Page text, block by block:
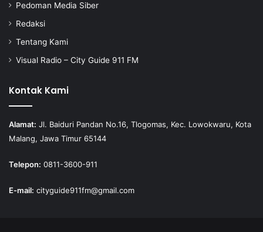
Pedoman Media Siber
Redaksi
Tentang Kami
Visual Radio – City Guide 911 FM
Kontak Kami
Alamat: Jl. Baiduri Pandan No.16, Tlogomas, Kec. Lowokwaru, Kota
Malang, Jawa Timur 65144
Telepon: 0811-3600-911
E-mail: cityguide911fm@gmail.com